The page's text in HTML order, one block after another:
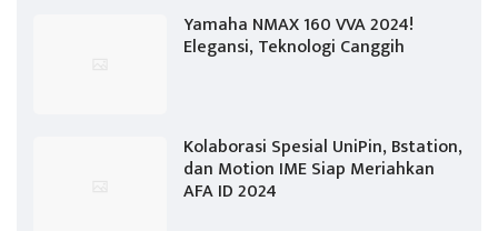
Yamaha NMAX 160 VVA 2024!
Elegansi, Teknologi Canggih
Kolaborasi Spesial UniPin, Bstation,
dan Motion IME Siap Meriahkan
AFA ID 2024